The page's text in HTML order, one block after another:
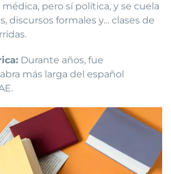
pero sí política, y se cuela
discursos formales y… clases de
Durante años, fue
más larga del español